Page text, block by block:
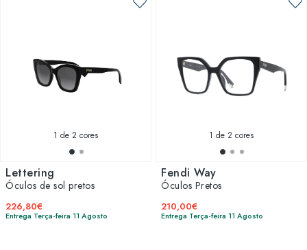
1 de 2 cores
Lettering
Óculos de sol pretos
226,80€
Entrega Terça-feira 11 Agosto
1 de 2 cores
Fendi Way
Óculos Pretos
210,00€
Entrega Terça-feira 11 Agosto